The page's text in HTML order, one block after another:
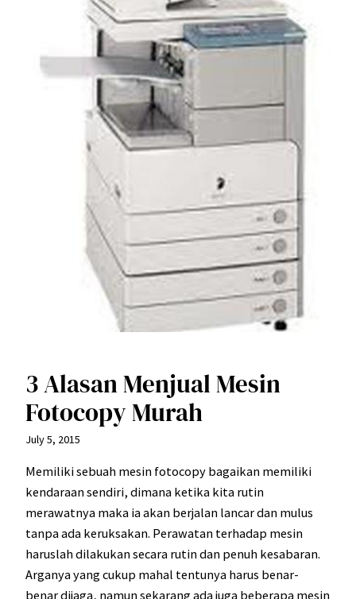
3 Alasan Menjual Mesin
Fotocopy Murah
July 5, 2015
Memiliki sebuah mesin fotocopy bagaikan memiliki
kendaraan sendiri, dimana ketika kita rutin
merawatnya maka ia akan berjalan lancar dan mulus
tanpa ada keruksakan. Perawatan terhadap mesin
haruslah dilakukan secara rutin dan penuh kesabaran.
Arganya yang cukup mahal tentunya harus benar-
benar dijaga, namun sekarang ada juga beberapa mesin